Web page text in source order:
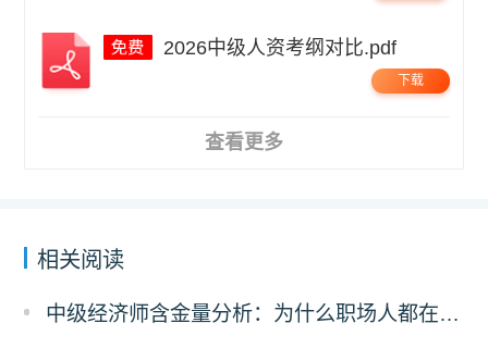
2026中级人资考纲对比.pdf
下载
查看更多
相关阅读
中级经济师含金量分析：为什么职场人都在考？这5个原因太现实!